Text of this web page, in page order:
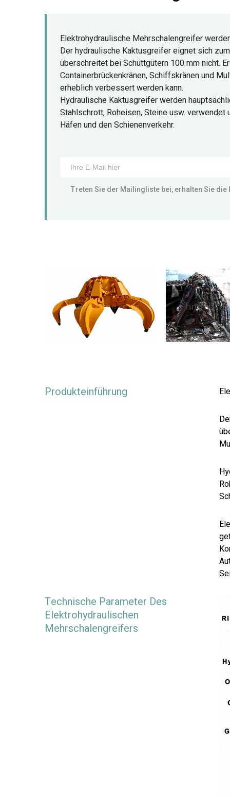
Elektrohydraulische Mehrschalengreifer
Der hydraulische Kaktusgreifer eignet sich
überschreitet bei Schüttgütern 100 mm nicht.
Containerbrückenkränen, Schiffskränen und
erheblich verbessert werden kann.
Hydraulische Kaktusgreifer werden
Stahlschrott, Roheisen, Steine usw.
Häfen und den Schienenverkehr.
Treten Sie der Mailingliste bei, erhalten Sie
Produkteinführung
Technische Parameter Des
Elektrohydraulischen
Mehrschalengreifers